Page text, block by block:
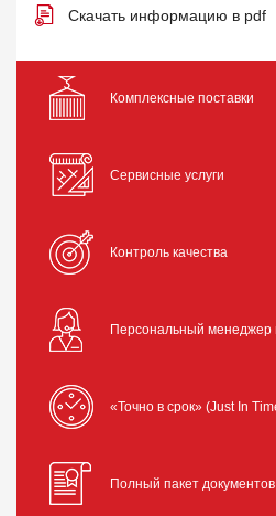
Скачать информацию в pdf
Комплексные поставки
Сервисные услуги
Контроль качества
Персональный менеджер
«Точно в срок» (Just In
Полный пакет документов